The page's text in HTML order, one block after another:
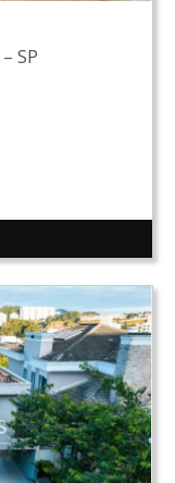
– SP